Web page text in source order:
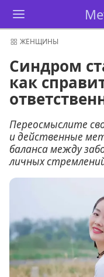
ЖЕНЩИНЫ
Синдром
как
Переосмыслите
и действенные
баланса между
личных